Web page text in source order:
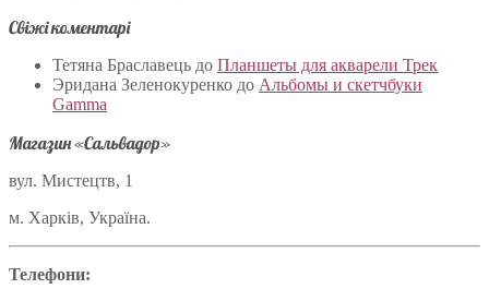
Свіжі коментарі
Тетяна Браславець до Планшеты для акварели Трек
Эридана Зеленокуренко до Альбомы и скетчбуки
Gamma
Магазин «Сальвадор»
вул. Мистецтв, 1
м. Харків, Україна.
Телефони: